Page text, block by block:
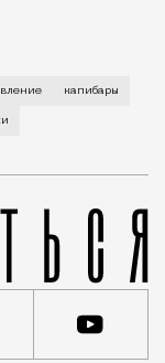
кафе с
капибары